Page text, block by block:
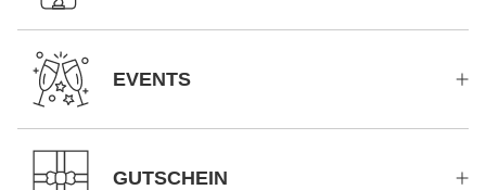
EVENTS
GUTSCHEIN